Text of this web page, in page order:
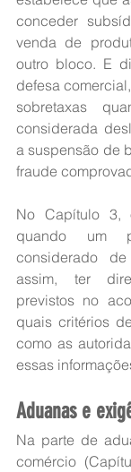
conceder
venda de
outro bloco. E
defesa
sobretaxas
considerada
a suspensão de
fraude
No Capítulo 3,
quando um
considerado
assim, ter
previstos no
quais critérios
como as
essas
Aduanas e
Na parte de
comércio